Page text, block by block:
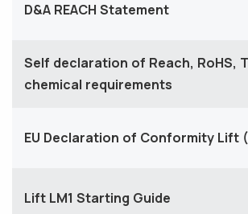
D&A REACH Statement
Self declaration of Reach, RoHS,
chemical requirements
EU Declaration of Conformity Lift
Lift LM1 Starting Guide